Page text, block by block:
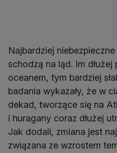
Najbardziej
schodzą na ląd. Im dłużej
oceanem, tym bardziej
badania wykazały, że w
dekad, tworzące się na
i huragany coraz dłużej
Jak dodali, zmiana jest
związana ze wzrostem